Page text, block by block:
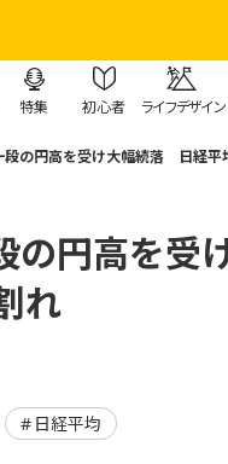
特集 初心者 ライフデザイン
段の円高を受け大幅続落 日経平
の円高を
れ
日経平均